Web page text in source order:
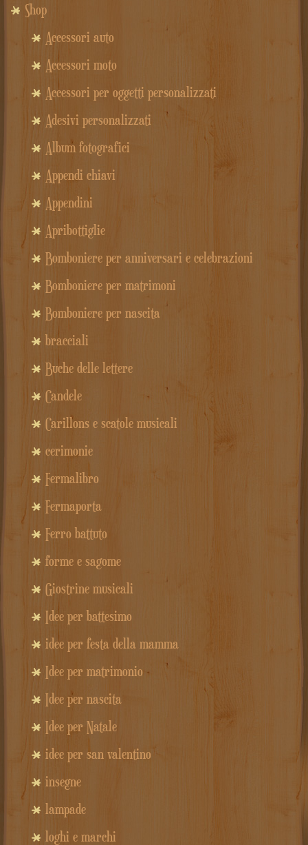
Shop
Accessori auto
Accessori moto
Accessori per oggetti personalizzati
Adesivi personalizzati
Album fotografici
Appendi chiavi
Appendini
Apribottiglie
Bomboniere per anniversari e celebrazioni
Bomboniere per matrimoni
Bomboniere per nascita
bracciali
Buche delle lettere
Candele
Carillons e scatole musicali
cerimonie
Fermalibro
Fermaporta
Ferro battuto
forme e sagome
Giostrine musicali
Idee per battesimo
idee per festa della mamma
Idee per matrimonio
Idee per nascita
Idee per Natale
idee per san valentino
insegne
lampade
loghi e marchi